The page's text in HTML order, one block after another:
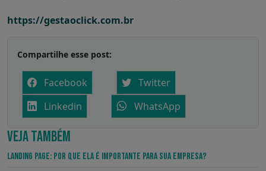
https://gestaoclick.com.br
Compartilhe esse post:
Facebook
Twitter
Linkedin
WhatsApp
VEJA TAMBÉM
Landing Page: por que ela é importante para sua empresa?